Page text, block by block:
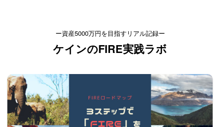
ー資産5000万円を目指すリアル記録ー
ケインのFIRE実践ラボ